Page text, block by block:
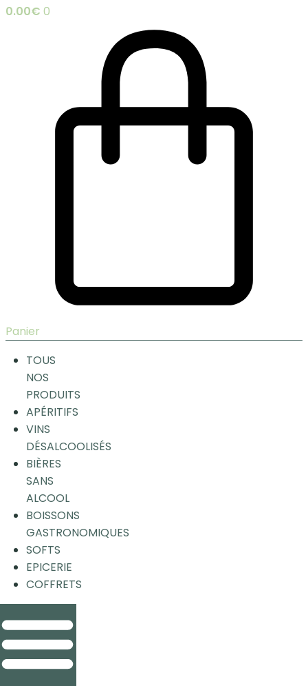
0.00€ 0
Panier
TOUS
NOS
PRODUITS
APÉRITIFS
VINS
DÉSALCOOLISÉS
BIÈRES
SANS
ALCOOL
BOISSONS
GASTRONOMIQUES
SOFTS
EPICERIE
COFFRETS